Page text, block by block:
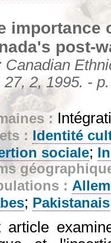
importance
post-
Canadian
27, 2, 1995. -
:
: Identité
sociale;
:
; Pakistanais
article